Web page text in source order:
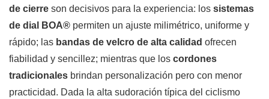
de cierre son decisivos para la experiencia: los sistemas
de dial BOA® permiten un ajuste milimétrico, uniforme y
rápido; las bandas de velcro de alta calidad ofrecen
fiabilidad y sencillez; mientras que los cordones
tradicionales brindan personalización pero con menor
practicidad. Dada la alta sudoración típica del ciclismo